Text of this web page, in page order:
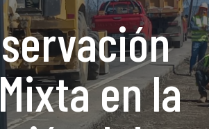
en la